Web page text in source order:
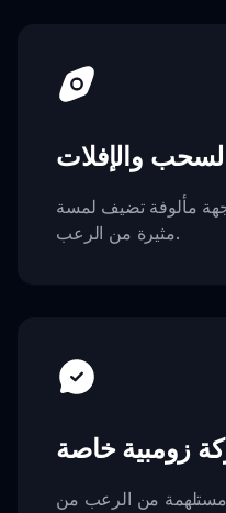
والإفلات
مألوفة تضيف لمسة
مثيرة من الرعب.
زومبية خاصة
مستلهمة من الرعب من